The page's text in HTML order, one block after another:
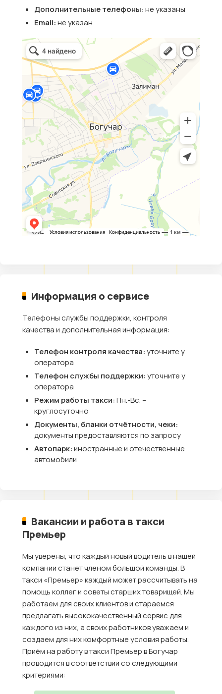
Дополнительные телефоны:не указаны
Email:не указан
Информация о сервисе
Телефоны службы поддержки, контроля
качества и дополнительная информация:
Телефон контроля качества:уточните у
оператора
Телефон службы поддержки:уточните у
оператора
Режим работы такси:Пн.-Вс. –
круглосуточно
Документы, бланки отчётности, чеки:
документы предоставляются по запросу
Автопарк:иностранные и отечественные
автомобили
Вакансии и работа в такси
Премьер
Мы уверены, что каждый новый водитель в нашей
компании станет членом большой команды. В
такси «Премьер» каждый может рассчитывать на
помощь коллег и советы старших товарищей. Мы
работаем для своих клиентов и стараемся
предлагать высококачественный сервис для
каждого из них, а своих работников уважаем и
создаем для них комфортные условия работы.
Приём на работу в такси Премьер в Богучар
проводится в соответствии со следующими
критериями: